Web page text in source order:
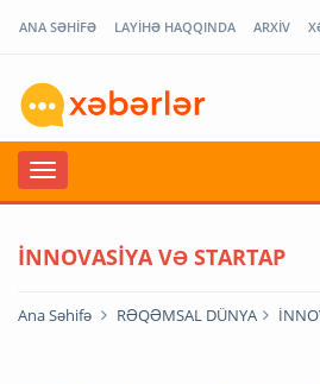
ANA SƏHİFƏ LAYİHƏ HAQQINDA ARXİV
İNNOVASİYA VƏ STARTAP
Ana Səhifə RƏQƏMSAL DÜNYA